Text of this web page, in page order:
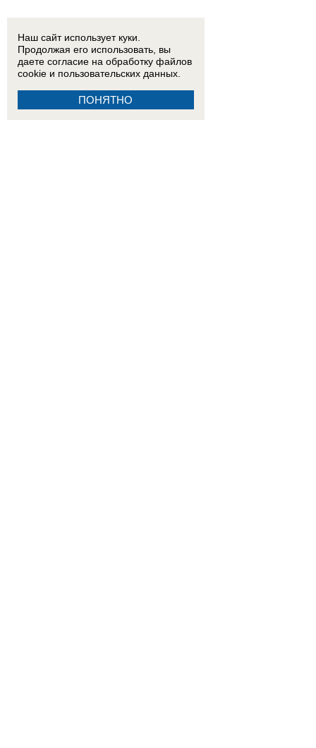
Наш сайт использует куки.
Продолжая его использовать, вы
даете согласие на обработку файлов
cookie и пользовательских данных.
ПОНЯТНО